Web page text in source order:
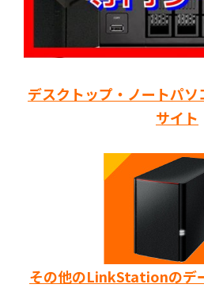
デスクトップ・ノートパ
サイト
その他のLinkStationのデ